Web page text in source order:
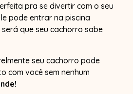
pra se divertir com o seu
pode entrar na piscina
que seu cachorro sabe
seu cachorro pode
com você sem nenhum